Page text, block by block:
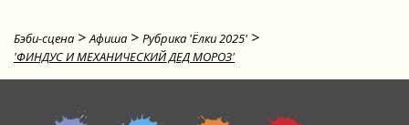
Бэби-сцена >Афиша > Рубрика 'Ёлки 2025' >
'ФИНДУС И МЕХАНИЧЕСКИЙ ДЕД МОРОЗ'